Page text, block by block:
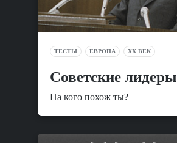
ТЕСТЫ ЕВРОПА XX ВЕК
Советские лидеры
На кого похож ты?